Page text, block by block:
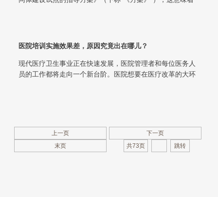
医院培训实施效果差，原因究竟出在哪儿？
现代医疗卫生事业正在快速发展，医院管理者和每位医务人
员的工作都将走向一个新台阶。医院想要在医疗改革的大环
上一页
下一页
末页
共73页